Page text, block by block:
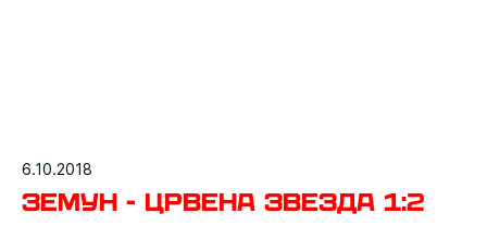
6.10.2018
Земун - Црвена звезда 1:2